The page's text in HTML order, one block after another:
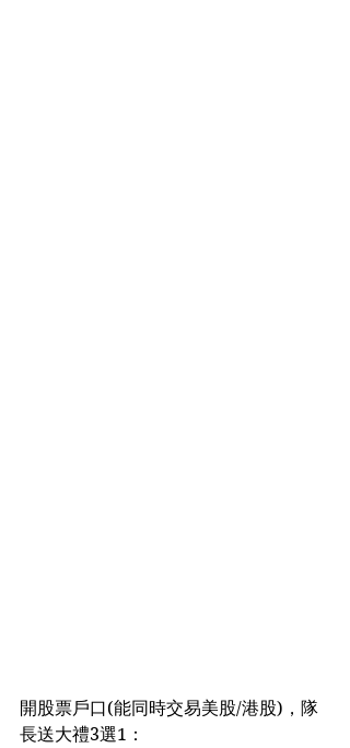
開股票戶口(能同時交易美股/港股)，隊
長送大禮3選1：